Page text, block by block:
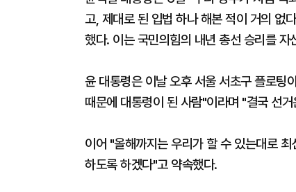
고, 제대로 된 입법 하나 해본 적이 거의 없
했다. 이는 국민의힘의 내년 총선 승리를 자
윤 대통령은 이날 오후 서울 서초구 플로팅
때문에 대통령이 된 사람"이라며 "결국 선
이어 "올해까지는 우리가 할 수 있는대로
하도록 하겠다"고 약속했다.